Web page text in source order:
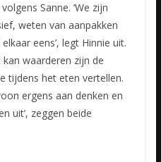
Sanne. ‘We zijn
weten van aanpakken
eens’, legt Hinnie uit.
waarderen zijn de
tijdens het eten vertellen.
ergens aan denken en
uit’, zeggen beide